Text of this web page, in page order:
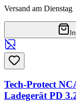
Versand am Dienstag
Tech-Protect
Ladegerät PD